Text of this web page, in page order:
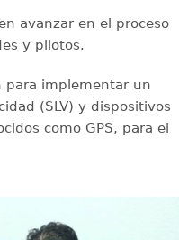
avanzar en el proceso
y pilotos.
para implementar un
(SLV) y dispositivos
como GPS, para el